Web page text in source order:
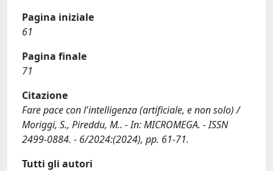
Pagina iniziale
61
Pagina finale
71
Citazione
Fare pace con l'intelligenza (artificiale, e non solo) /
Moriggi, S., Pireddu, M.. - In: MICROMEGA. - ISSN
2499-0884. - 6/2024:(2024), pp. 61-71.
Tutti gli autori